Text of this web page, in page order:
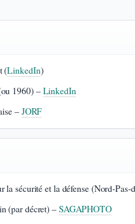
(LinkedIn)
1960) –LinkedIn
–JORF
la sécurité et la défense
(par décret) –SAGAPHOTO